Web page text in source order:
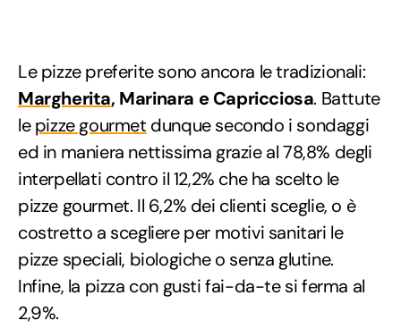
Le pizze preferite sono ancora le tradizionali:
Margherita, Marinara e Capricciosa. Battute
lepizze gourmet dunque secondo i sondaggi
ed in maniera nettissima grazie al 78,8% degli
interpellati contro il 12,2% che ha scelto le
pizze gourmet. Il 6,2% dei clienti sceglie, o è
costretto a scegliere per motivi sanitari le
pizze speciali, biologiche o senza glutine.
Infine, la pizza con gusti fai-da-te si ferma al
2,9%.